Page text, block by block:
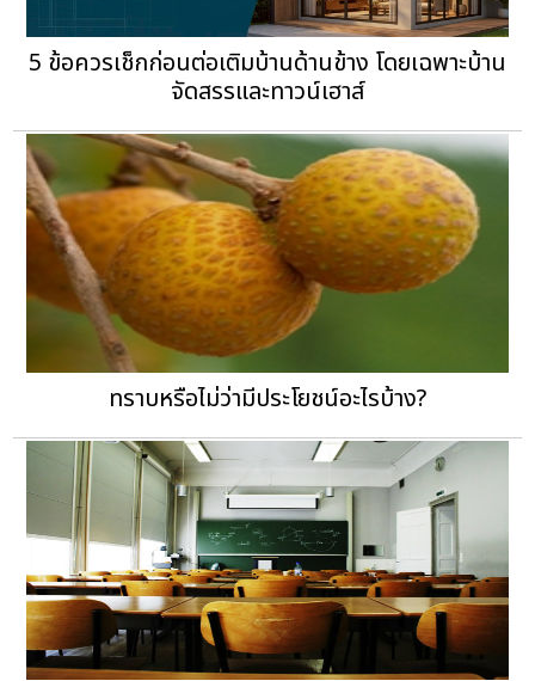
5 ข้อควรเช็กก่อนต่อเติมบ้านด้านข้าง โดยเฉพาะบ้าน
จัดสรรและทาวน์เฮาส์
ทราบหรือไม่ว่ามีประโยชน์อะไรบ้าง?